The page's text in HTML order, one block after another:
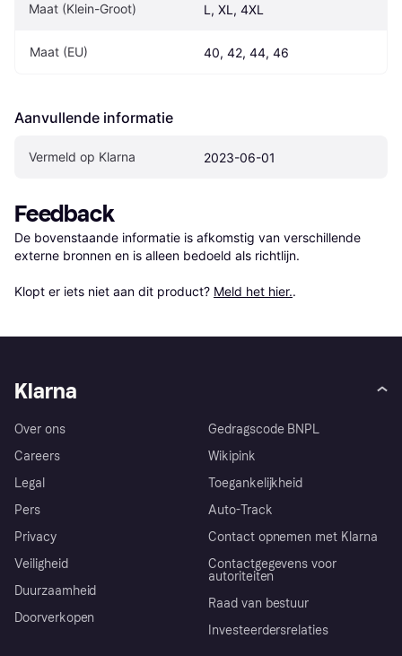
Maat (Klein-Groot) L, XL, 4XL
Maat (EU) 40, 42, 44, 46
Aanvullende informatie
Vermeld op Klarna 2023-06-01
Feedback
De bovenstaande informatie is afkomstig van verschillende
externe bronnen en is alleen bedoeld als richtlijn.
Klopt er iets niet aan dit product? Meld het hier..
Klarna
Over ons
Careers
Legal
Pers
Privacy
Veiligheid
Duurzaamheid
Doorverkopen
Gedragscode BNPL
Wikipink
Toegankelijkheid
Auto-Track
Contact opnemen met Klarna
Contactgegevens voor
autoriteiten
Raad van bestuur
Investeerdersrelaties